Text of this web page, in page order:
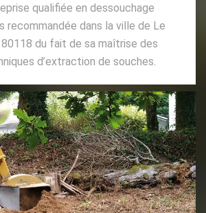
qualifiée en dessouchage
recommandée dans la ville de Le
du fait de sa maîtrise des
d’extraction de souches.